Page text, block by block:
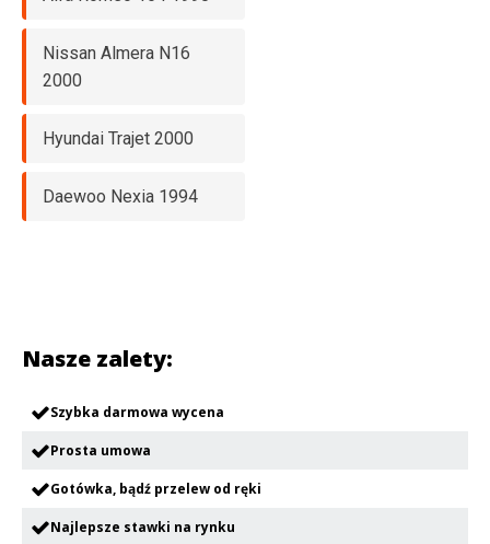
Nissan Almera N16
2000
Hyundai Trajet 2000
Daewoo Nexia 1994
Nasze zalety:
Szybka darmowa wycena
Prosta umowa
Gotówka, bądź przelew od ręki
Najlepsze stawki na rynku